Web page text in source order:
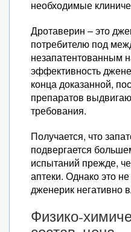
необходимые
Дротаверин – это
потребителю под
незапатентованным
эффективность
конца доказанной,
препаратов
требования.
Получается, что
подвергается
испытаний прежде,
аптеки. Однако это
дженерик негативно
Физико-